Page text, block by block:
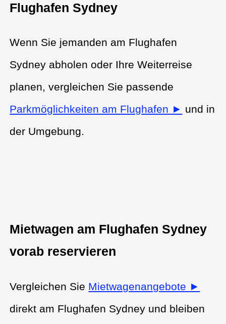
Flughafen Sydney
Wenn Sie jemanden am Flughafen
Sydney abholen oder Ihre Weiterreise
planen, vergleichen Sie passende
Parkmöglichkeiten am Flughafen ► und in
der Umgebung.
Mietwagen am Flughafen Sydney
vorab reservieren
Vergleichen Sie Mietwagenangebote ►
direkt am Flughafen Sydney und bleiben